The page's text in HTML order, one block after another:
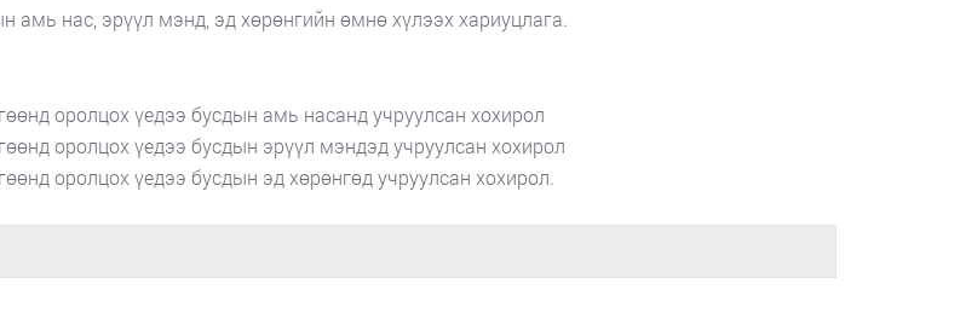
нас, эрүүл мэнд, эд хөрөнгийн өмнө хүлээх хариуцлага.
оролцох үедээ бусдын амь насанд учруулсан хохирол
оролцох үедээ бусдын эрүүл мэндэд учруулсан хохирол
оролцох үедээ бусдын эд хөрөнгөд учруулсан хохирол.